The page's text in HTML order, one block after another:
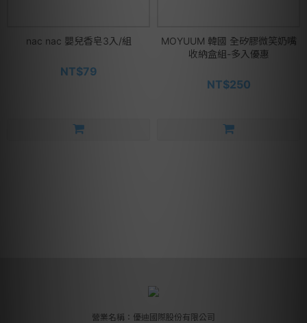
nac nac 嬰兒香皂3入/組
NT$79
MOYUUM 韓國 全矽膠微笑奶嘴
收納盒組-多入優惠
NT$250
營業名稱：優迪國際股份有限公司